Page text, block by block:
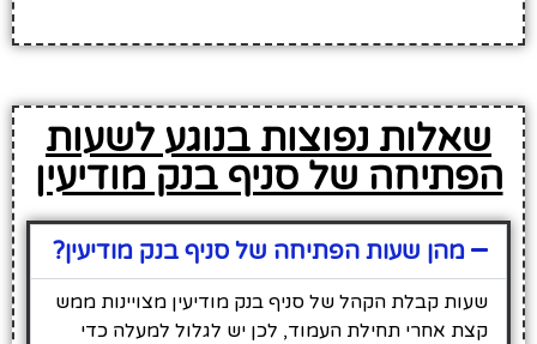
שאלות נפוצות בנוגע לשעות
הפתיחה של סניף בנק מודיעין
מהן שעות הפתיחה של סניף בנק מודיעין?
שעות קבלת הקהל של סניף בנק מודיעין מצויינות ממש
קצת אחרי תחילת העמוד, לכן יש לגלול למעלה כדי